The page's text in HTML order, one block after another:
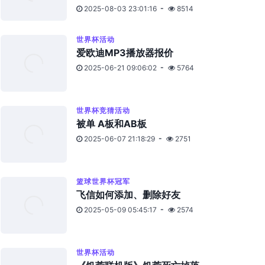
2025-08-03 23:01:16 8514
世界杯活动
爱欧迪MP3播放器报价
2025-06-21 09:06:02 5764
世界杯竞猜活动
被单 A板和AB板
2025-06-07 21:18:29 2751
篮球世界杯冠军
飞信如何添加、删除好友
2025-05-09 05:45:17 2574
世界杯活动